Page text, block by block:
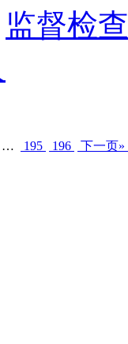
监督检查
… 195 196 下一页»